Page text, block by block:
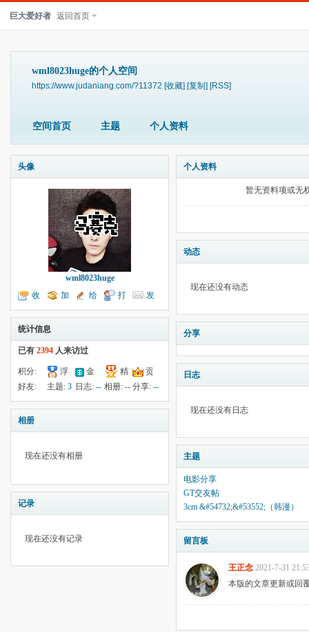
巨大爱好者 返回首页
wml8023huge的个人空间
https://www.judaniang.com/?11372 [收藏] [复制] [RSS]
空间首页 主题 个人资料
头像
wml8023huge
收
听TA
加
为好友
给
我留言
打
个招呼
发
送消息
统计信息
已有 2394 人来访过
积分:
33
浮
云:
金
钱:
精
华:--
贡
献:--
好友:
35
主题: 3 日志:-- 相册: -- 分享:--
相册
现在还没有相册
记录
现在还没有记录
个人资料
暂无资料项或无
动态
现在还没有动态
分享
日志
现在还没有日志
主题
电影分享
GT交友帖
3cm &#54732;&#53552;（韩漫）
留言板
王正念 2021-7-31
本版的文章更新或回